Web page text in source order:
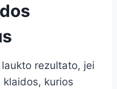
rezultato, jei
kurios